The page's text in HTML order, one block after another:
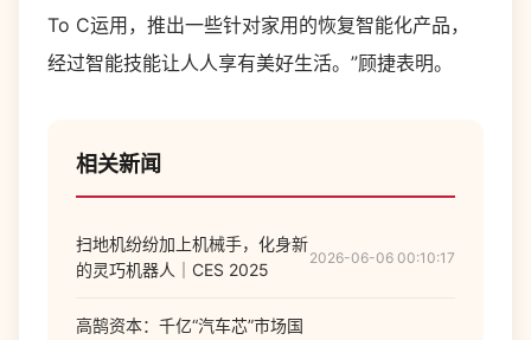
To C运用，推出一些针对家用的恢复智能化产品，
经过智能技能让人人享有美好生活。”顾捷表明。
相关新闻
扫地机纷纷加上机械手，化身新
的灵巧机器人｜CES 2025
2026-06-06 00:10:17
高鹄资本：千亿“汽车芯”市场国